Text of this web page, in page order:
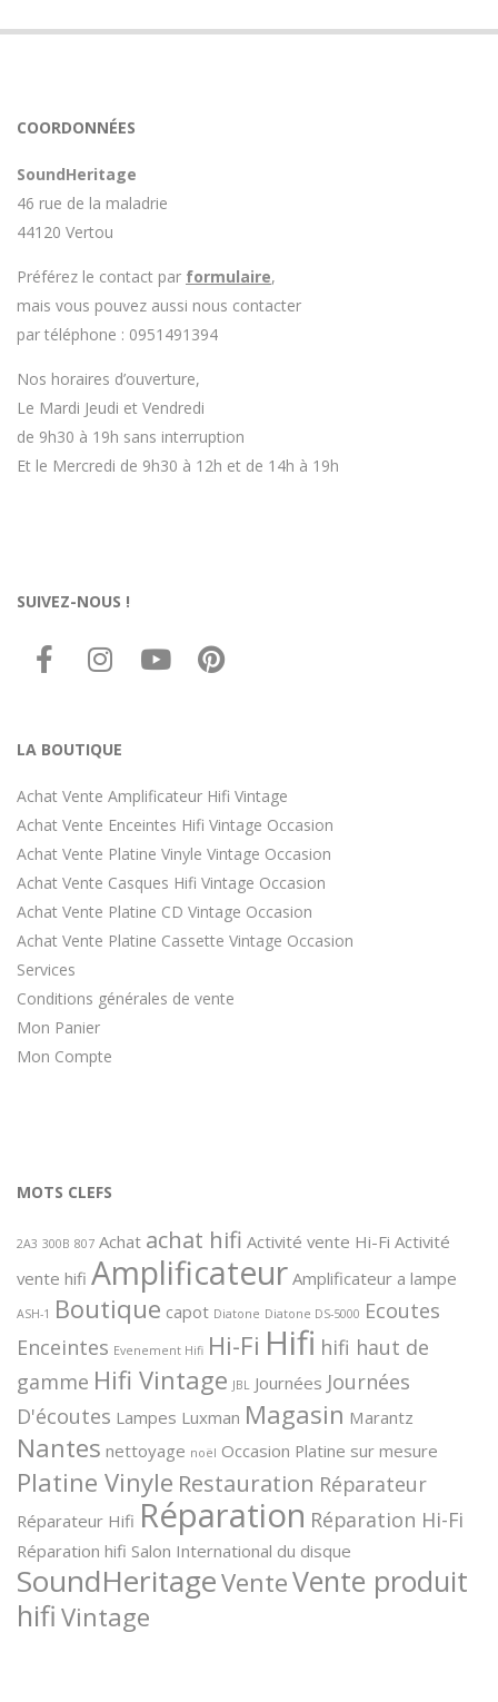
enceinte n'est plus fabriqué (et donc vendu) et que
Avoir ce genre d'explication est utile et valorisant pour
rendez le matériel.
COORDONNÉES
SoundHeritage
46 rue de la maladrie
44120 Vertou
Préférez le contact par formulaire,
mais vous pouvez aussi nous contacter
par téléphone : 0951491394
Nos horaires d’ouverture,
Le Mardi Jeudi et Vendredi
de 9h30 à 19h sans interruption
Et le Mercredi de 9h30 à 12h et de 14h à 19h
SUIVEZ-NOUS !
LA BOUTIQUE
Achat Vente Amplificateur Hifi Vintage
Achat Vente Enceintes Hifi Vintage Occasion
Achat Vente Platine Vinyle Vintage Occasion
Achat Vente Casques Hifi Vintage Occasion
Achat Vente Platine CD Vintage Occasion
Achat Vente Platine Cassette Vintage Occasion
Services
Conditions générales de vente
Mon Panier
Mon Compte
MOTS CLEFS
2A3 300B 807 Achat achat hifi Activité vente Hi-Fi Activité
vente hifi Amplificateur Amplificateur a lampe
ASH-1 Boutique capot Diatone Diatone DS-5000 Ecoutes
Enceintes Evenement Hifi Hi-Fi Hifi hifi haut de
gamme Hifi Vintage JBL Journées Journées
D'écoutes Lampes Luxman Magasin Marantz
Nantes nettoyage noël Occasion Platine sur mesure
Platine Vinyle Restauration Réparateur
Réparateur Hifi Réparation Réparation Hi-Fi
Réparation hifi Salon International du disque
SoundHeritageVenteVente produit
hifi Vintage